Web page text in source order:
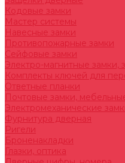
Кодовые замки
Мастер системы
Навесные замки
Противопожарные замки
Сейфовые замки
Электро-магнитные замки,
Комплекты ключей для
Ответные планки
Почтовые замки,
Электромеханические
Фурнитура дверная
Ригели
Броненакладки
Глазки, оптика